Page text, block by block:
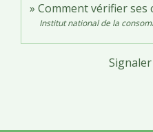
Comment vérifier ses
Institut national de la